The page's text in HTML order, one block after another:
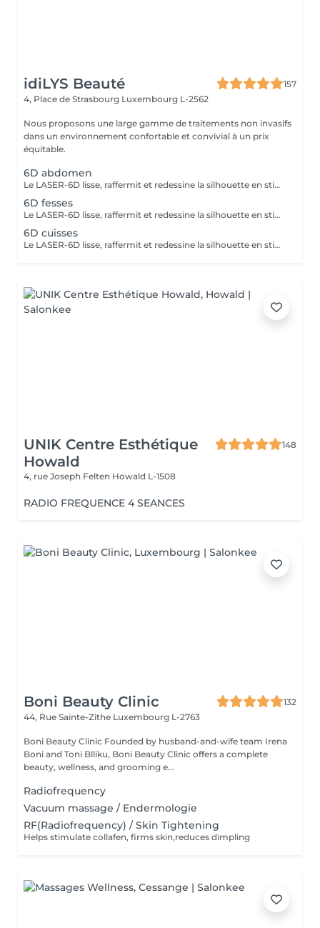
idiLYS Beauté
157
4, Place de Strasbourg Luxembourg L-2562
Nous proposons une large gamme de traitements non invasifs
dans un environnement confortable et convivial à un prix
équitable.
6D abdomen
Le LASER-6D lisse, raffermit et redessine la silhouette en stimulant la peau en profondeur pour atténuer visiblement la cellulite. La LUMINOTHÉRAPIE du visage consiste à exposer la peau à des lumières LED afin de stimuler le renouvellement cellulaire et améliorer l'éclat du teint.
6D fesses
Le LASER-6D lisse, raffermit et redessine la silhouette en stimulant la peau en profondeur pour atténuer visiblement la cellulite.
6D cuisses
Le LASER-6D lisse, raffermit et redessine la silhouette en stimulant la peau en profondeur pour atténuer visiblement la cellulite. La LUMINOTHÉRAPIE du visage consiste à exposer la peau à des lumières LED afin de stimuler le renouvellement cellulaire et améliorer l'éclat du teint.
UNIK Centre Esthétique
Howald
148
4, rue Joseph Felten Howald L-1508
RADIO FREQUENCE 4 SEANCES
Boni Beauty Clinic
132
44, Rue Sainte-Zithe Luxembourg L-2763
Boni Beauty Clinic Founded by husband-and-wife team Irena
Boni and Toni Blliku, Boni Beauty Clinic offers a complete
beauty, wellness, and grooming e...
Radiofrequency
Vacuum massage / Endermologie
RF(Radiofrequency) / Skin Tightening
Helps stimulate collafen, firms skin,reduces dimpling